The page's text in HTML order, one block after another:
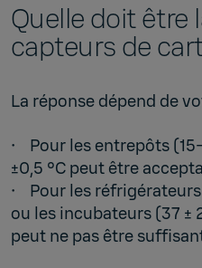
Quelle doit être
capteurs de
La réponse dépend de
• Pour les entrepôts
±0,5 °C peut être
• Pour les réfrigérateurs
ou les incubateurs (37 ±
peut ne pas être